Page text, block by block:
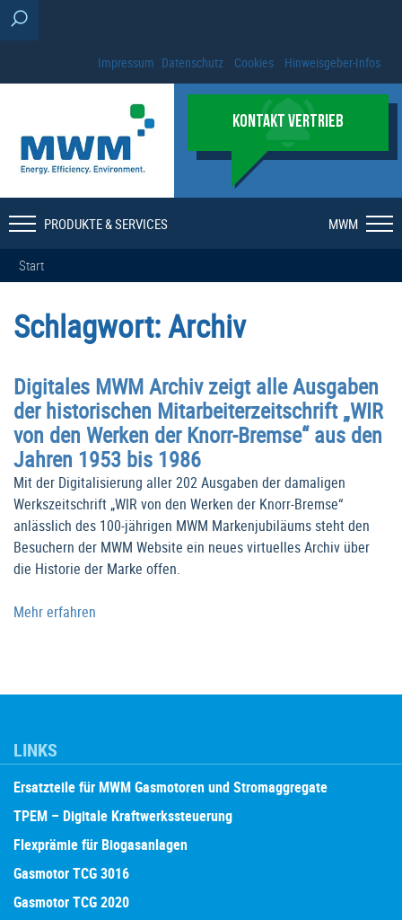
Impressum Datenschutz Cookies Hinweisgeber-Infos
KONTAKT VERTRIEB
PRODUKTE & SERVICES MWM
Start
Schlagwort:Archiv
Digitales MWM Archiv zeigt alle Ausgaben
der historischen Mitarbeiterzeitschrift „WIR
von den Werken der Knorr-Bremse“ aus den
Jahren 1953 bis 1986
Mit der Digitalisierung aller 202 Ausgaben der damaligen
Werkszeitschrift „WIR von den Werken der Knorr-Bremse“
anlässlich des 100-jährigen MWM Markenjubiläums steht den
Besuchern der MWM Website ein neues virtuelles Archiv über
die Historie der Marke offen.
Mehr erfahren
LINKS
Ersatzteile für MWM Gasmotoren und Stromaggregate
TPEM – Digitale Kraftwerkssteuerung
Flexprämie für Biogasanlagen
Gasmotor TCG 3016
Gasmotor TCG 2020